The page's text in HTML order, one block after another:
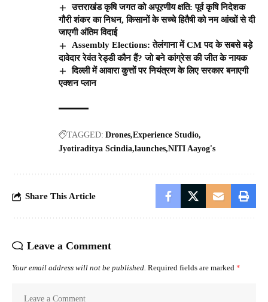
उत्तराखंड कृषि जगत को अपूरणीय क्षति: पूर्व कृषि निदेशक
गौरी शंकर का निधन, किसानों के सच्चे हितैषी को नम आंखों से दी
जाएगी अंतिम विदाई
Assembly Elections: तेलंगाना में CM पद के सबसे बड़े
दावेदार रेवंत रेड्डी कौन हैं? जो बने कांग्रेस की जीत के नायक
दिल्ली में आवारा कुत्तों पर नियंत्रण के लिए सरकार बनाएगी
एक्शन प्लान
TAGGED: Drones Experience Studio
Jyotiraditya Scindia launches NITI Aayog's
Share This Article
Leave a Comment
Your email address will not be published. Required fields are marked *